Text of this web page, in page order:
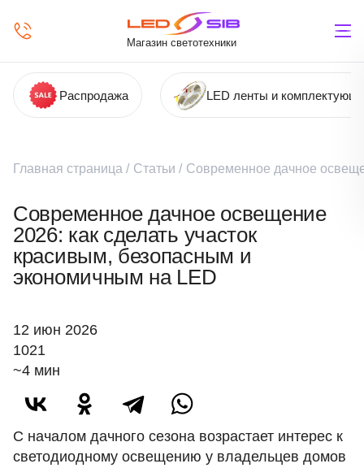
Магазин светотехники
Распродажа LED ленты и
Главная страница / Статьи / Современное дачное
Современное дачное освещение
2026: как сделать участок
красивым, безопасным и
экономичным на LED
12 июн 2026
1021
~4 мин
С началом дачного сезона возрастает интерес к
светодиодному освещению у владельцев домов